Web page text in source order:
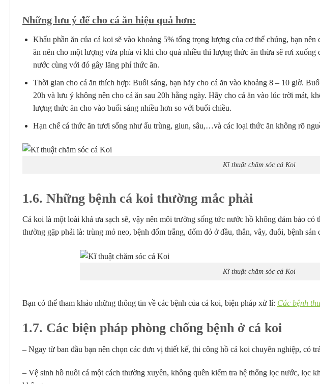
Những lưu ý để cho cá ăn hiệu quả hơn:
Khẩu phần ăn của cá koi sẽ vào khoảng 5% tổng trọng lượng của cơ thể chúng, bạn
ăn nên cho một lượng vừa phỉa vì khi cho quá nhiều thì lượng thức ăn thừa sẽ rơi xuống
nước cùng với đó gây lãng phí thức ăn.
Thời gian cho cá ăn thích hợp: Buổi sáng, bạn hãy cho cá ăn vào khoảng 8 – 10 giờ.
20h và lưu ý không nên cho cá ăn sau 20h hằng ngày. Hãy cho cá ăn vào lúc trời mát,
lượng thức ăn cho vào buổi sáng nhiều hơn so với buổi chiều.
Hạn chế cá thức ăn tươi sống như ấu trùng, giun, sâu,…và các loại thức ăn không rõ
Kĩ thuật chăm sóc cá Koi
1.6. Những bệnh cá koi thường mắc phải
Cá koi là một loài khá ưa sạch sẽ, vậy nên môi trường sống tức nước hồ không đảm bảo có
thường gặp phải là: trùng mỏ neo, bệnh đốm trắng, đốm đỏ ở đầu, thân, vây, đuôi, bệnh
Kĩ thuật chăm sóc cá Koi
Bạn có thể tham khảo những thông tin về các bệnh của cá koi, biện pháp xử lí: Các bệnh
1.7. Các biện pháp phòng chống bệnh ở cá koi
–Ngay từ ban đầu bạn nên chọn các đơn vị thiết kế, thi công hồ cá koi chuyên nghiệp, có
– Vệ sinh hồ nuôi cá một cách thường xuyên, không quên kiểm tra hệ thống lọc nước, lọc